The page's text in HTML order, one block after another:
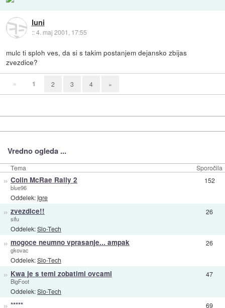
luni
::4. maj 2001, 17:55
mulc ti sploh ves, da si s takim postanjem dejansko zbijas
zvezdice?
« 1 2 3 4 »
Vredno ogleda ...
Tema Sporočila
» Colin McRae Rally 2
blue96
Oddelek: Igre
152
» zvezdice!!
sifu
Oddelek:Slo-Tech
26
» mogoce neumno vprasanje... ampak
gkovac
Oddelek:Slo-Tech
26
» Kwa je s temi zobatimi ovcami
BigFoot
Oddelek:Slo-Tech
47
» ***** 69